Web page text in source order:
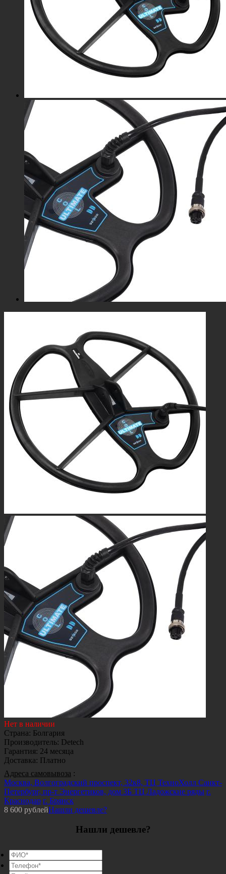
Нет в наличии
Страна: Болгария
Производитель: Detech
Гарантия: 24 месяца
Доставка: Платно
Адреса самовывоза :
Москва, Волгоградский проспект, 32к8, ТЦ ТехноХолл Санкт-
Петербург, пр-т Энергетиков, дом 3Б ТЦ Ладожские ряды г.
Краснодар г. Брянск
8 600 рублейНашли дешевле?
Нашли дешевле?